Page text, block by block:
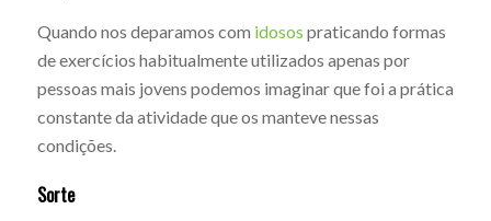
Quando nos deparamos com idosos praticando formas
de exercícios habitualmente utilizados apenas por
pessoas mais jovens podemos imaginar que foi a prática
constante da atividade que os manteve nessas
condições.
Sorte